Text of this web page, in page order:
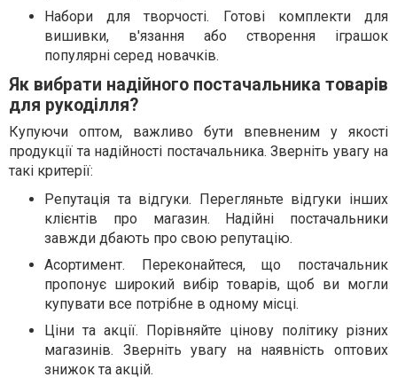
Набори для творчості. Готові комплекти для
вишивки, в'язання або створення іграшок
популярні серед новачків.
Як вибрати надійного постачальника товарів
для рукоділля?
Купуючи оптом, важливо бути впевненим у якості
продукції та надійності постачальника. Зверніть увагу на
такі критерії:
Репутація та відгуки. Перегляньте відгуки інших
клієнтів про магазин. Надійні постачальники
завжди дбають про свою репутацію.
Асортимент. Переконайтеся, що постачальник
пропонує широкий вибір товарів, щоб ви могли
купувати все потрібне в одному місці.
Ціни та акції. Порівняйте цінову політику різних
магазинів. Зверніть увагу на наявність оптових
знижок та акцій.